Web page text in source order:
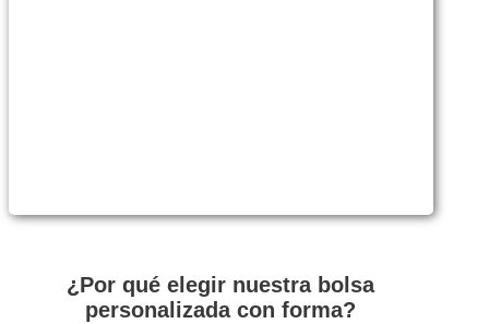
¿Por qué elegir nuestra bolsa
personalizada con forma?